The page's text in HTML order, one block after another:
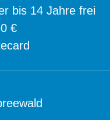
bis 14 Jahre frei
€